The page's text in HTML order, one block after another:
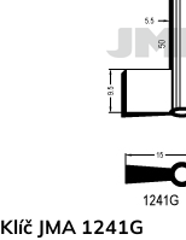
Klíč JMA 1241G